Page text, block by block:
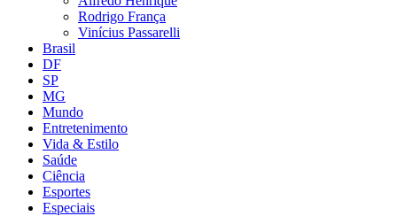
Rodrigo França
Vinícius Passarelli
Brasil
DF
SP
MG
Mundo
Entretenimento
Vida & Estilo
Saúde
Ciência
Esportes
Especiais